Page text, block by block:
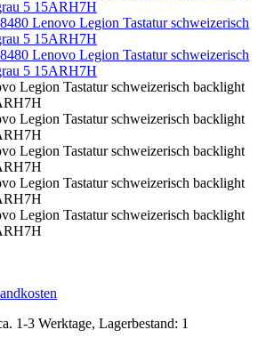
1-3 Werktage, Lagerbestand: 1